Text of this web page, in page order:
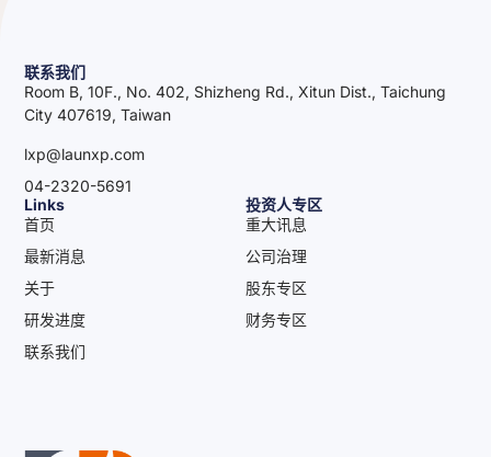
Links
首页
最新消息
关于
研发进度
联系我们
投资人专区
重大讯息
公司治理
股东专区
财务专区
联系我们
Room B, 10F., No. 402, Shizheng Rd., Xitun Dist., Taichung
City 407619, Taiwan
lxp@launxp.com
04-2320-5691